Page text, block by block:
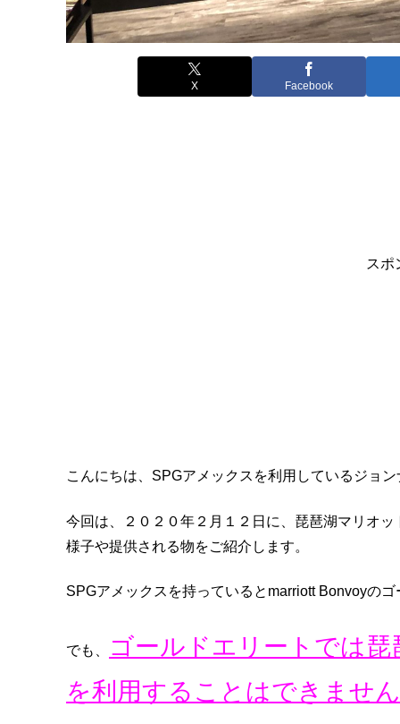
X Facebook
スポ
こんにちは、SPGアメックスを利用しているジョ
今回は、２０２０年２月１２日に、琵琶湖マリオ
様子や提供される物をご紹介します。
SPGアメックスを持っているとmarriott Bonvoyの
でも、
ゴールドエリートでは
を利用することはできませ